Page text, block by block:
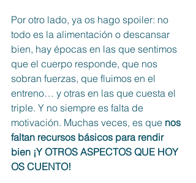
Por otro lado, ya os hago spoiler: no
todo es la alimentación o descansar
bien, hay épocas en las que sentimos
que el cuerpo responde, que nos
sobran fuerzas, que fluimos en el
entreno… y otras en las que cuesta el
triple. Y no siempre es falta de
motivación. Muchas veces, es que nos
faltan recursos básicos para rendir
bien ¡Y OTROS ASPECTOS QUE HOY
OS CUENTO!